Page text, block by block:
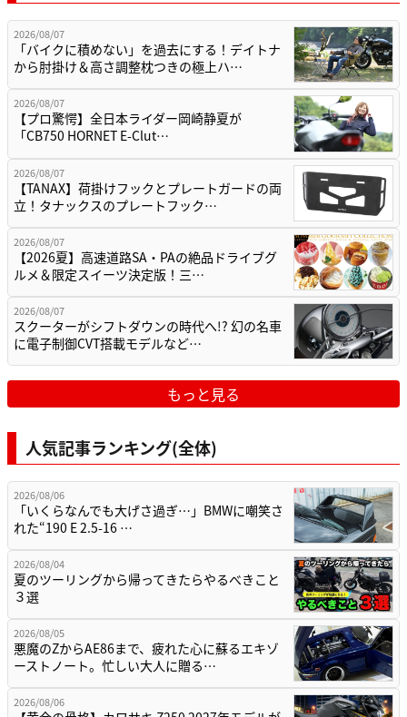
2026/08/07
「バイクに積めない」を過去にする！デイトナ
から肘掛け＆高さ調整枕つきの極上ハ…
2026/08/07
【プロ驚愕】全日本ライダー岡崎静夏が
「CB750 HORNET E-Clut…
2026/08/07
【TANAX】荷掛けフックとプレートガードの両
立！タナックスのプレートフック…
2026/08/07
【2026夏】高速道路SA・PAの絶品ドライブグ
ルメ＆限定スイーツ決定版！三…
2026/08/07
スクーターがシフトダウンの時代へ!? 幻の名車
に電子制御CVT搭載モデルなど…
もっと見る
人気記事ランキング(全体)
2026/08/06
「いくらなんでも大げさ過ぎ…」BMWに嘲笑さ
れた“190 E 2.5-16 …
2026/08/04
夏のツーリングから帰ってきたらやるべきこと
３選
2026/08/05
悪魔のZからAE86まで、疲れた心に蘇るエキゾ
ーストノート。忙しい大人に贈る…
2026/08/06